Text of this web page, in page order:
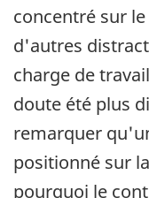
concentré sur
d'autres
charge de
doute été plus
remarquer
positionné sur
pourquoi le